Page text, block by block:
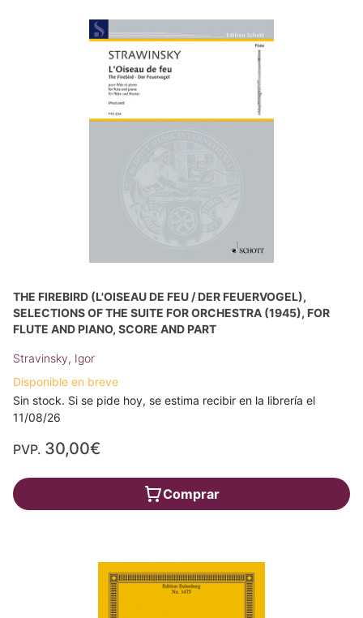
THE FIREBIRD (L'OISEAU DE FEU / DER FEUERVOGEL),
SELECTIONS OF THE SUITE FOR ORCHESTRA (1945), FOR
FLUTE AND PIANO, SCORE AND PART
Stravinsky, Igor
Disponible en breve
Sin stock. Si se pide hoy, se estima recibir en la librería el
11/08/26
PVP. 30,00€
Comprar